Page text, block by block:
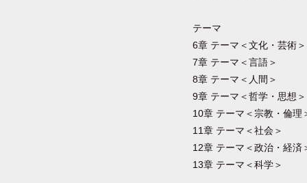
テーマ
6章 テーマ＜文化・芸術＞
7章 テーマ＜言語＞
8章 テーマ＜人間＞
9章 テーマ＜哲学・思想＞
10章 テーマ＜宗教・倫理
11章 テーマ＜社会＞
12章 テーマ＜政治・経済
13章 テーマ＜科学＞